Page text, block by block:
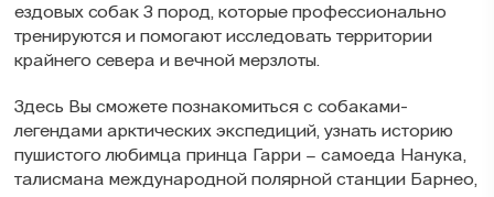
ездовых собак 3 пород, которые профессионально
тренируются и помогают исследовать территории
крайнего севера и вечной мерзлоты.
Здесь Вы сможете познакомиться с собаками-
легендами арктических экспедиций, узнать историю
пушистого любимца принца Гарри – самоеда Нанука,
талисмана международной полярной станции Барнео,